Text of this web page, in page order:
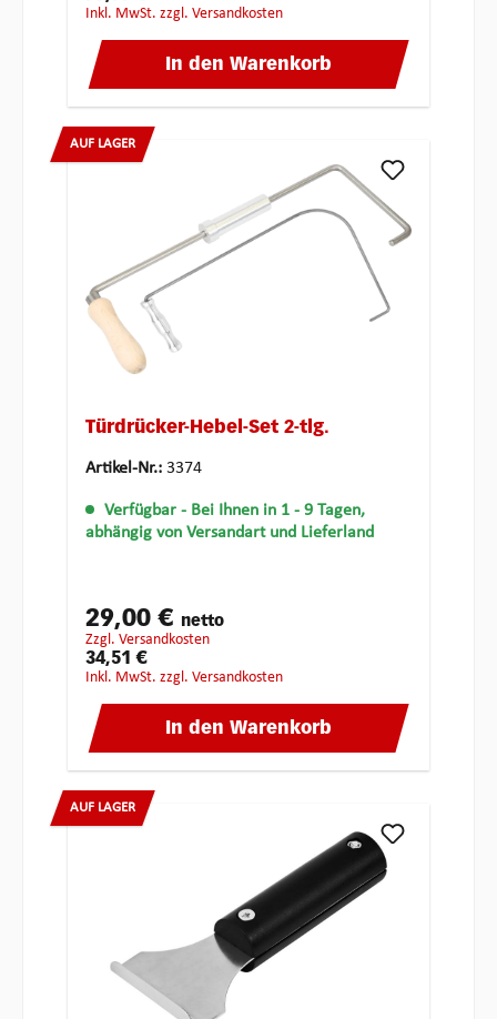
inkl. MwSt. zzgl. Versandkosten
In den Warenkorb
AUF LAGER
Türdrücker-Hebel-Set 2-tlg.
Artikel-Nr.: 3374
Verfügbar - Bei Ihnen in 1 - 9 Tagen,
abhängig von Versandart und Lieferland
29,00 € netto
zzgl. Versandkosten
34,51 €
inkl. MwSt. zzgl. Versandkosten
In den Warenkorb
AUF LAGER